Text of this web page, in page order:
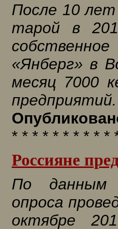
После 10
тарой в
«Янберг» в
месяц 7000
предприятий.
* * * * * * * * * *
Россияне
По данным
опроса
октябре